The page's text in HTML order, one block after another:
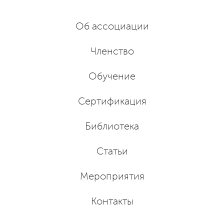
Об ассоциации
Членство
Обучение
Сертификация
Библиотека
Статьи
Мероприятия
Контакты